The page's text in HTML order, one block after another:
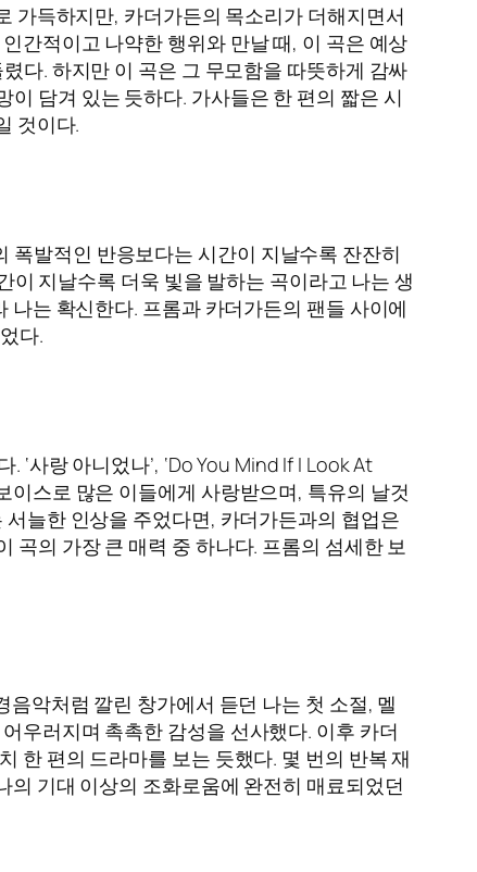
가득하지만, 카더가든의 목소리가 더해지면서
간적이고 나약한 행위와 만날 때, 이 곡은 예상
다. 하지만 이 곡은 그 무모함을 따뜻하게 감싸
담겨 있는 듯하다. 가사들은 한 편의 짧은 시
것이다.
폭발적인 반응보다는 시간이 지날수록 잔잔히
이 지날수록 더욱 빛을 발하는 곡이라고 나는 생
는 확신한다. 프롬과 카더가든의 팬들 사이에
다.
사랑 아니었나’, ‘Do You Mind If I Look At
이스로 많은 이들에게 사랑받으며, 특유의 날것
늘한 인상을 주었다면, 카더가든과의 협업은
곡의 가장 큰 매력 중 하나다. 프롬의 섬세한 보
악처럼 깔린 창가에서 듣던 나는 첫 소절, 멜
우러지며 촉촉한 감성을 선사했다. 이후 카더
한 편의 드라마를 보는 듯했다. 몇 번의 반복 재
기대 이상의 조화로움에 완전히 매료되었던